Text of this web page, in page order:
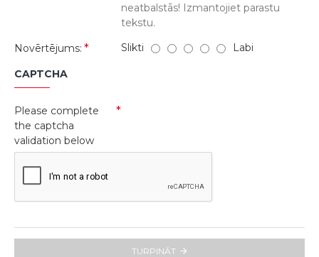
neatbalstās! Izmantojiet parastu
tekstu.
Novērtējums:
Slikti Labi
CAPTCHA
Please complete
the captcha
validation below
TURPINĀT